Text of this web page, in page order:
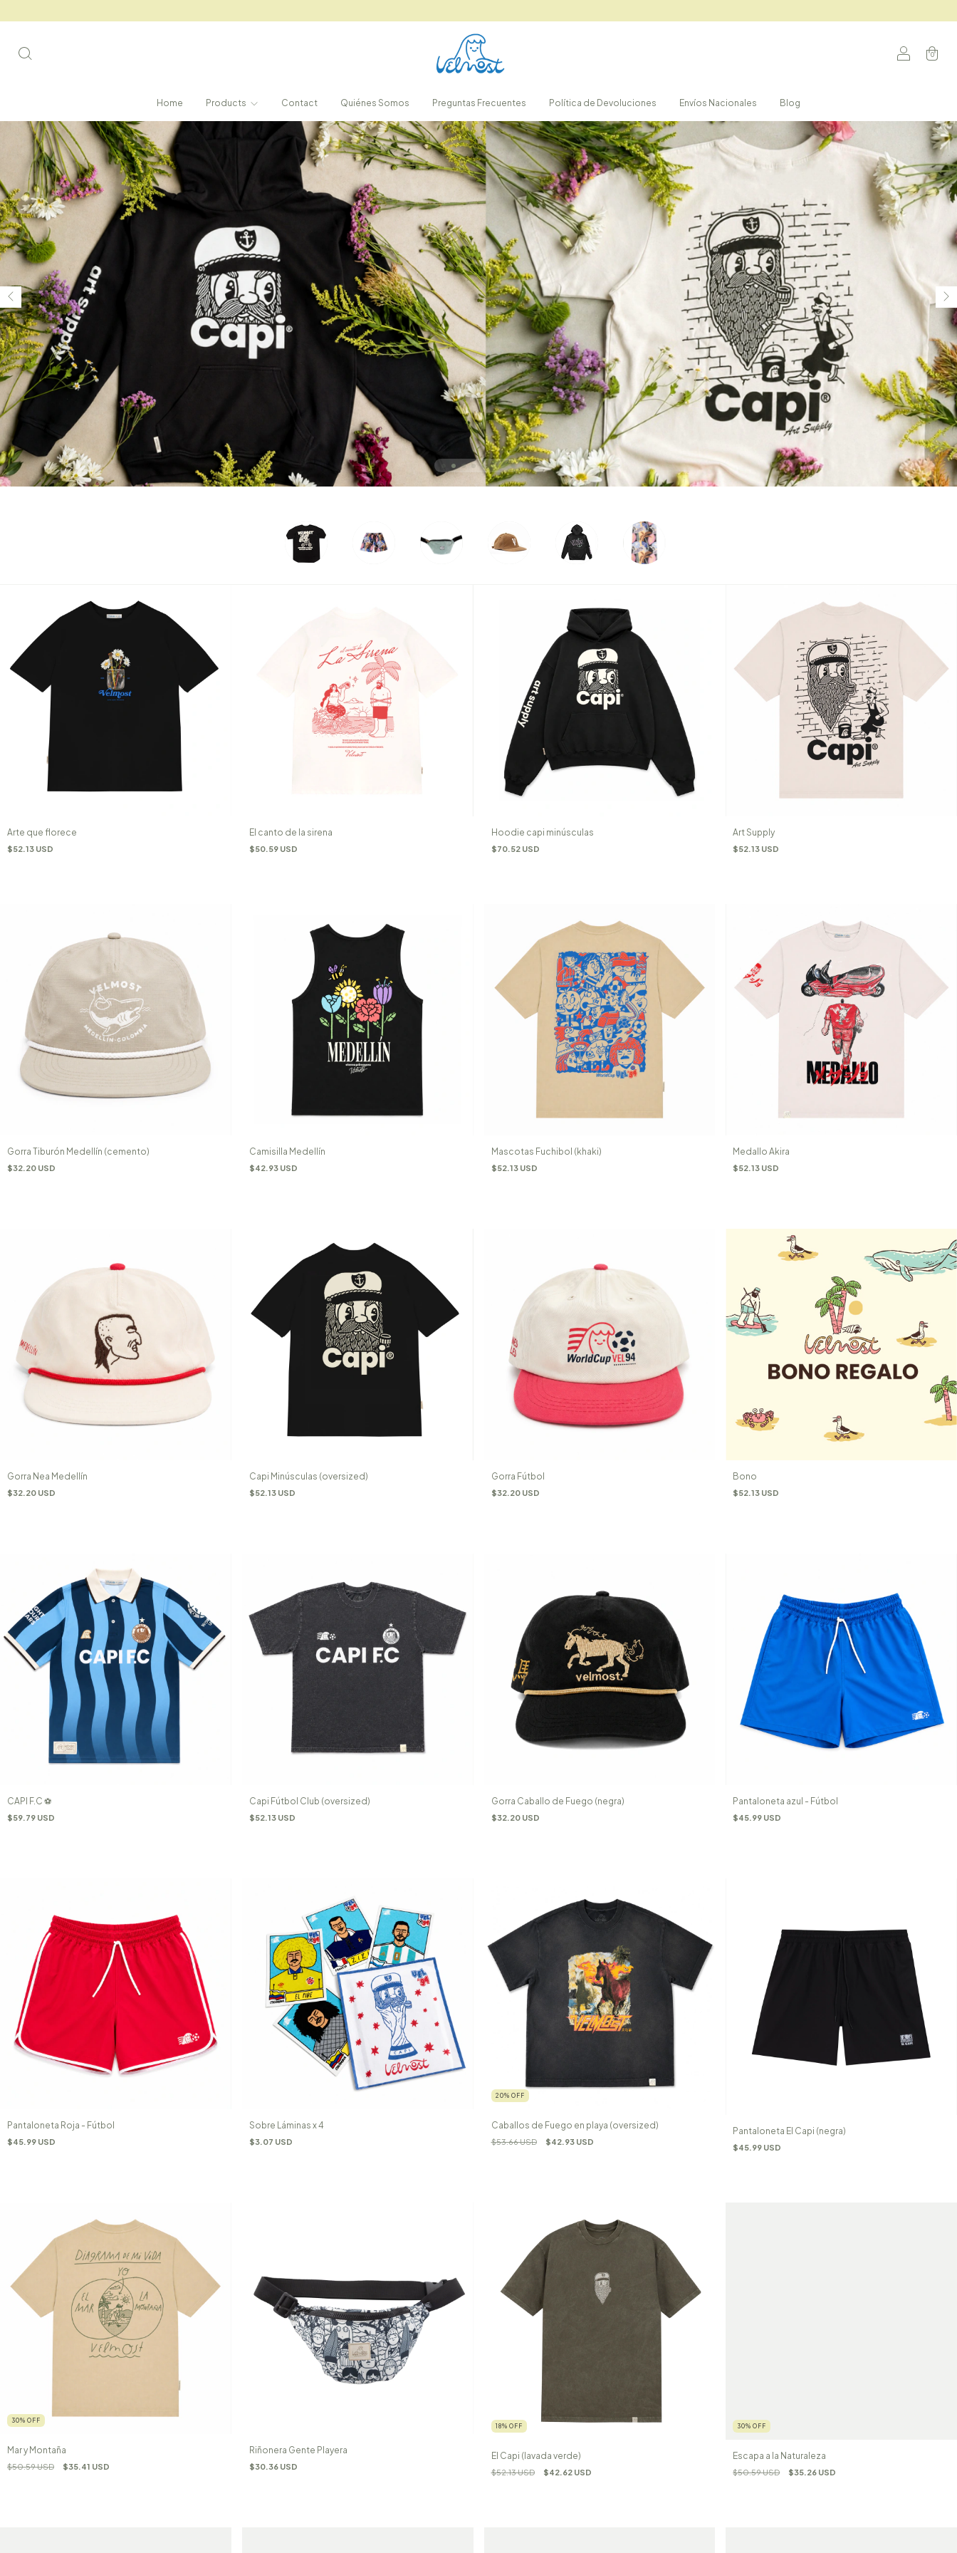
0
Home Products Contact Quiénes Somos Preguntas Frecuentes Política de Devoluciones Envíos Nacionales Blog
Arte que florece
$52.13 USD
El canto de la sirena
$50.59 USD
Hoodie capi minúsculas
$70.52 USD
Art Supply
$52.13 USD
Gorra Tiburón Medellín (cemento)
$32.20 USD
Camisilla Medellín
$42.93 USD
Mascotas Fuchibol (khaki)
$52.13 USD
Medallo Akira
$52.13 USD
Gorra Nea Medellín
$32.20 USD
Capi Minúsculas (oversized)
$52.13 USD
Gorra Fútbol
$32.20 USD
Bono
$52.13 USD
CAPI F.C ⚽️
$59.79 USD
Capi Fútbol Club (oversized)
$52.13 USD
Gorra Caballo de Fuego (negra)
$32.20 USD
Pantaloneta azul - Fútbol
$45.99 USD
Pantaloneta Roja - Fútbol
$45.99 USD
Sobre Láminas x 4
$3.07 USD
20% OFF
Caballos de Fuego en playa (oversized)
$53.66 USD $42.93 USD
Pantaloneta El Capi (negra)
$45.99 USD
30% OFF
Mar y Montaña
$50.59 USD $35.41 USD
Riñonera Gente Playera
$30.36 USD
18% OFF
El Capi (lavada verde)
$52.13 USD $42.62 USD
30%OFF
Escapa a la Naturaleza
$50.59 USD $35.26 USD